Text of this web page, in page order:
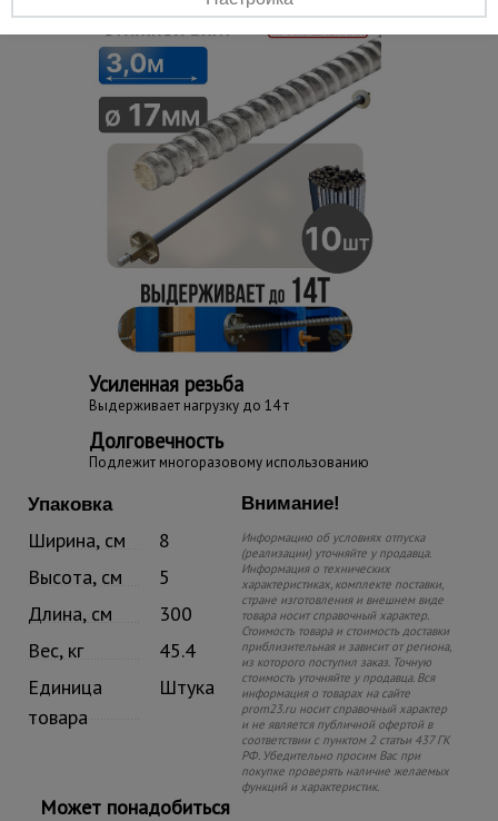
Усиленная резьба
Выдерживает нагрузку до 14 т
Долговечность
Подлежит многоразовому использованию
Упаковка
Ширина, см
8
Высота, см
5
Длина, см
300
Вес, кг
45.4
Единица
товара
Штука
Внимание!
Информацию об условиях отпуска
(реализации) уточняйте у продавца.
Информация о технических
характеристиках, комплекте поставки,
стране изготовления и внешнем виде
товара носит справочный характер.
Стоимость товара и стоимость доставки
приблизительная и зависит от региона,
из которого поступил заказ. Точную
стоимость уточняйте у продавца. Вся
информация о товарах на сайте
prom23.ru носит справочный характер
и не является публичной офертой в
соответствии с пунктом 2 статьи 437 ГК
РФ. Убедительно просим Вас при
покупке проверять наличие желаемых
функций и характеристик.
Может понадобиться